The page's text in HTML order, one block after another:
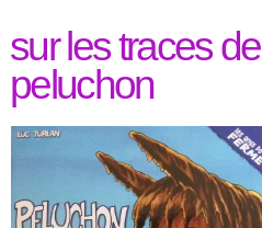
sur les traces de
peluchon